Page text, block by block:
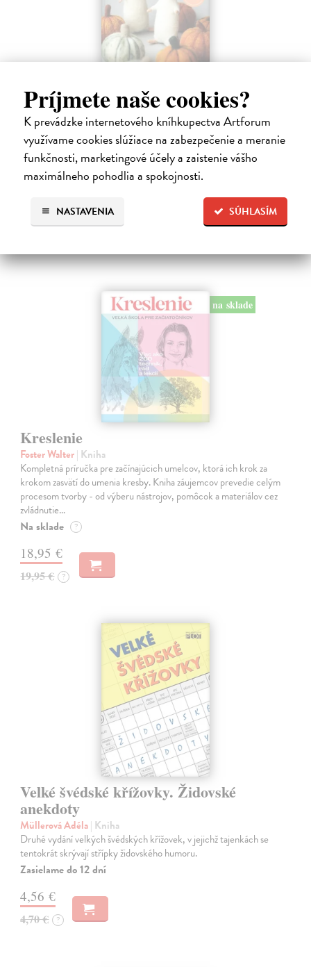
Príjmete naše cookies?
K prevádzke internetového kníhkupectva Artforum
využívame cookies slúžiace na zabezpečenie a meranie
funkčnosti, marketingové účely a zaistenie vášho
maximálneho pohodlia a spokojnosti.
SÚHLASÍM
NASTAVENIA
Plstenie. Návody na celý rok
Masárová Marína| Kniha
Ponorte sa do sveta vlny a vlastnoručne vyrobených plstených
vecičiek. Kniha obsahuje informácie o druhoch vlny a potrebných
pomôckach, taktiež podrobne popisuje základné techniky suchého
plstenia.
Na sklade ?
28,90 €
na sklade
Kreslenie
Foster Walter| Kniha
Kompletná príručka pre začínajúcich umelcov, ktorá ich krok za
krokom zasvätí do umenia kresby. Kniha záujemcov prevedie celým
procesom tvorby - od výberu nástrojov, pomôcok a materiálov cez
zvládnutie…
Na sklade ?
18,95 €
19,95 € ?
Velké švédské křížovky. Židovské
anekdoty
Müllerová Adéla| Kniha
Druhé vydání velkých švédských křížovek, v jejichž tajenkách se
tentokrát skrývají střípky židovského humoru.
Zasielame do 12 dní
4,56 €
4,70 € ?